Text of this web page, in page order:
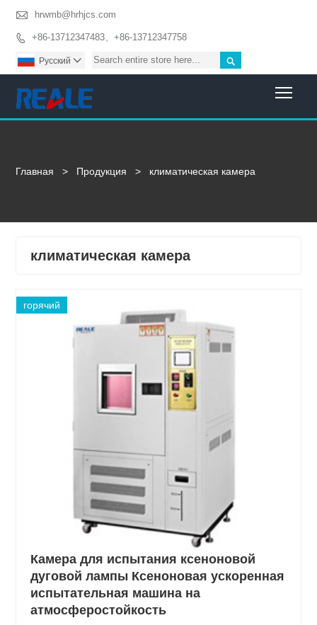
 hrwmb@hrhjcs.com
 +86-13712347483、+86-13712347758

Pусский 
Главная > Продукция > климатическая камера
климатическая камера
горячий
Камера для испытания ксеноновой
дуговой лампы Ксеноновая ускоренная
испытательная машина на
атмосферостойкость